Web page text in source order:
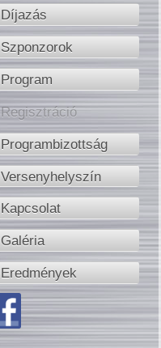
Díjazás
Szponzorok
Program
Regisztráció
Programbizottság
Versenyhelyszín
Kapcsolat
Galéria
Eredmények